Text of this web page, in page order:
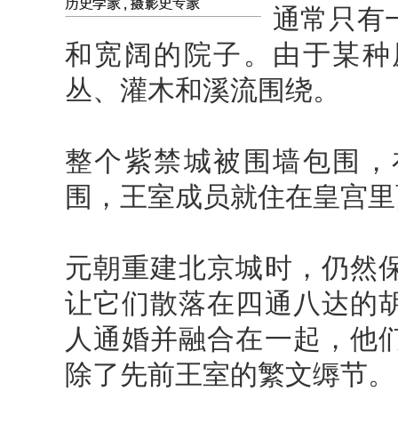
通常只有
和宽阔的院子。由于某
丛、灌木和溪流围绕。
整个紫禁城被围墙包围
围，王室成员就住在皇宫
元朝重建北京城时，仍然
让它们散落在四通八达的
人通婚并融合在一起，他
除了先前王室的繁文缛节。